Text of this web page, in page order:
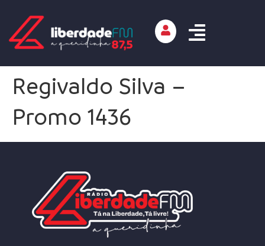
Regivaldo Silva –
Promo 1436